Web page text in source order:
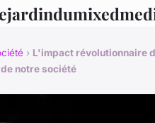
› L'impact révolutionnaire
notre société